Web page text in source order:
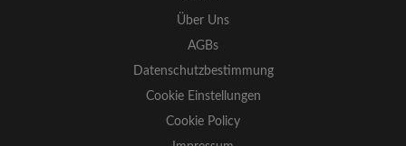
Über Uns
AGBs
Datenschutzbestimmung
Cookie Einstellungen
Cookie Policy